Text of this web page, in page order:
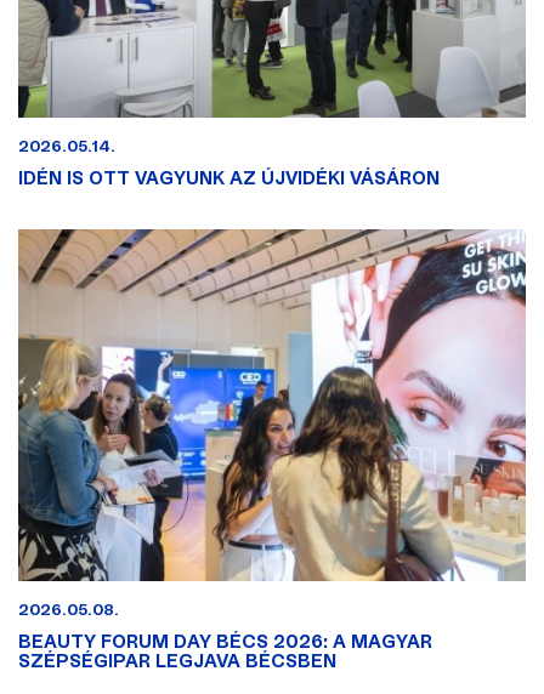
2026.05.14.
IDÉN IS OTT VAGYUNK AZ ÚJVIDÉKI VÁSÁRON
2026.05.08.
BEAUTY FORUM DAY BÉCS 2026: A MAGYAR
SZÉPSÉGIPAR LEGJAVA BÉCSBEN